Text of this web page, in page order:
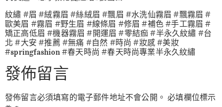
紋繡 #眉 #絨霧眉 #絲絨眉 #飄眉 #水洗仙霧眉 #飄霧眉 #
歐美眉 #霧眉 #野生眉 #線條眉 #修眉 #補色 #手工霧眉 #
矯正高低眉 #機器霧眉 #開運眉 #零結痂 #半永久紋繡 #台
北 #大安 #推薦 #無痛 #自然 #時尚 #妝感 #美妝
#springfashion #春天時尚 #春天時尚專業半永久紋繡
發佈留言
發佈留言必須填寫的電子郵件地址不會公開。 必填欄位標示